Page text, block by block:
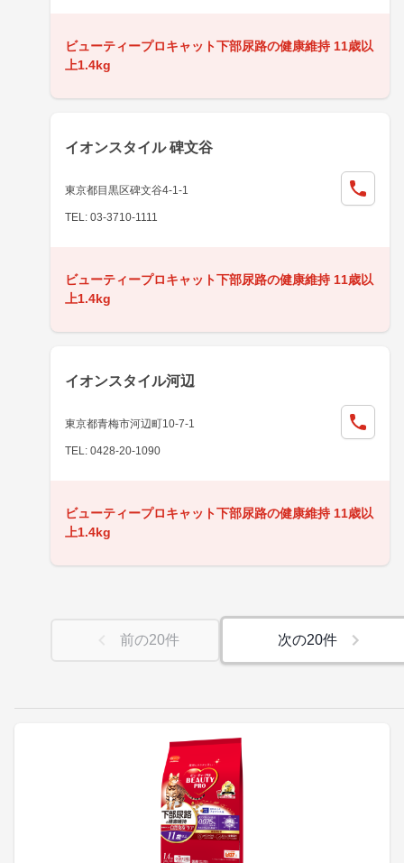
ビューティープロキャット下部尿路の健康維持 11歳以
上1.4kg
イオンスタイル 碑文谷
東京都目黒区碑文谷4-1-1
TEL: 03-3710-1111
ビューティープロキャット下部尿路の健康維持 11歳以
上1.4kg
イオンスタイル河辺
東京都青梅市河辺町10-7-1
TEL: 0428-20-1090
ビューティープロキャット下部尿路の健康維持 11歳以
上1.4kg
前の20件 次の20件